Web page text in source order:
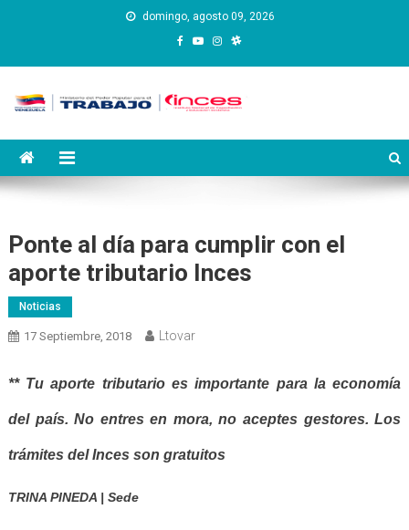
domingo, agosto 09, 2026
Instituto Nacional de
Capacitación y Educación
Ponte al día para cumplir con el
aporte tributario Inces
Noticias
17 Septiembre, 2018 Ltovar
** Tu aporte tributarioes importante parala economía
del país.No entres en mora,no aceptes gestores.Los
trámites del Inces son gratuitos
TRINA PINEDA | Sede